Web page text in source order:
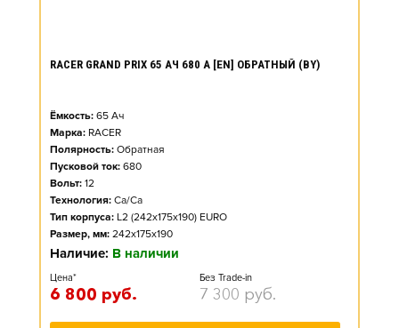
RACER GRAND PRIX 65 АЧ 680 А [EN] ОБРАТНЫЙ (BY)
Ёмкость: 65 Ач
Марка: RACER
Полярность: Обратная
Пусковой ток: 680
Вольт: 12
Технология: Ca/Ca
Тип корпуса: L2 (242x175x190) EURO
Размер, мм: 242x175x190
Наличие: В наличии
Цена*
6 800 руб.
Без Trade-in
7 300 руб.